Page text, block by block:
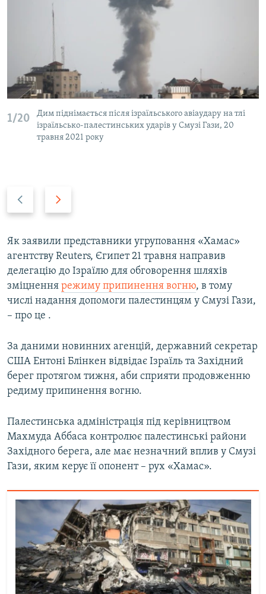
1/20
Дим піднімається після ізраїльського авіаудару на тлі
ізраїльсько-палестинських ударів у Смузі Гази, 20
травня 2021 року
а
д
р
е
д
Як заявили представники угруповання «Хамас»
агентству Reuters, Єгипет 21 травня направив
делегацію до Ізраїлю для обговорення шляхів
зміцнення режиму припинення вогню, в тому
числі надання допомоги палестинцям у Смузі Гази,
– про це .
За даними новинних агенцій, державний секретар
США Ентоні Блінкен відвідає Ізраїль та Західний
берег протягом тижня, аби сприяти продовженню
редиму припинення вогню.
Палестинська адміністрація під керівництвом
Махмуда Аббаса контролює палестинські райони
Західного берега, але має незначний вплив у Смузі
Гази, яким керує її опонент – рух «Хамас».